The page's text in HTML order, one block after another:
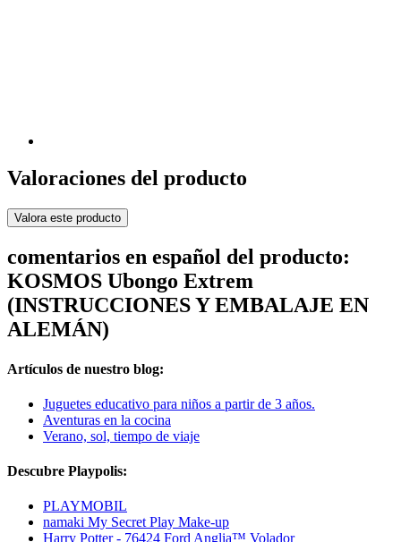
Valoraciones del producto
Valora este producto
comentarios en español del producto:
KOSMOS Ubongo Extrem
(INSTRUCCIONES Y EMBALAJE EN
ALEMÁN)
Artículos de nuestro blog:
Juguetes educativo para niños a partir de 3 años.
Aventuras en la cocina
Verano, sol, tiempo de viaje
Descubre Playpolis:
PLAYMOBIL
namaki My Secret Play Make-up
Harry Potter - 76424 Ford Anglia™ Volador